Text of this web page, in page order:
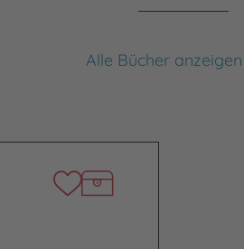
Alle Bücher anzeigen